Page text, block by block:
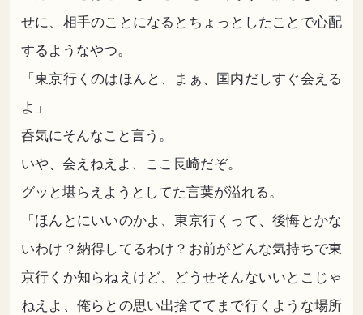
せに、相手のことになるとちょっとしたことで心配
するようなやつ。
「東京行くのはほんと、まぁ、国内だしすぐ会える
よ」
呑気にそんなこと言う。
いや、会えねえよ、ここ長崎だぞ。
グッと堪らえようとしてた言葉が溢れる。
「ほんとにいいのかよ、東京行くって、後悔とかな
いわけ？納得してるわけ？お前がどんな気持ちで東
京行くか知らねえけど、どうせそんないいとこじゃ
ねえよ、俺らとの思い出捨ててまで行くような場所